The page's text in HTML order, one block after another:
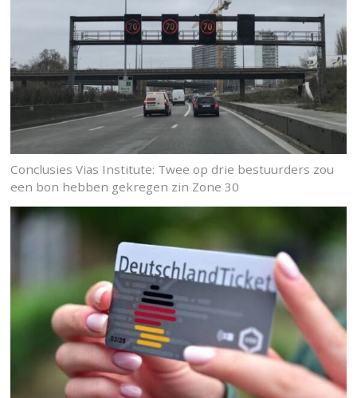
Conclusies Vias Institute: Twee op drie bestuurders zou
een bon hebben gekregen zin Zone 30